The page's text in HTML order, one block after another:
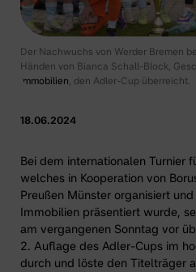
Der Nachwuchs von Werder Bremen
Händen von Bianca Schall-Block,
Immobilien, den Adler-Cup überreicht.
18.06.2024
Bei dem internationalen Turnier
welches in Kooperation von
Preußen Münster organisiert und
Immobilien präsentiert wurde,
am vergangenen Sonntag vor
2. Auflage des Adler-Cups im
durch und löste den Titelträger